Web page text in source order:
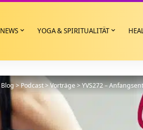
NEWS YOGA & SPIRITUALITÄT
Blog > Podcast>Vorträge>YVS272 –